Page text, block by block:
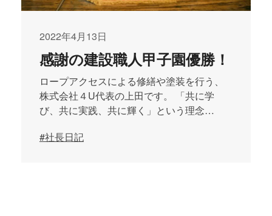
2022年4月13日
感謝の建設職人甲子園優勝！
ロープアクセスによる修繕や塗装を行う、
株式会社４U代表の上田です。 「共に学
び、共に実践、共に輝く」という理念…
#社長日記